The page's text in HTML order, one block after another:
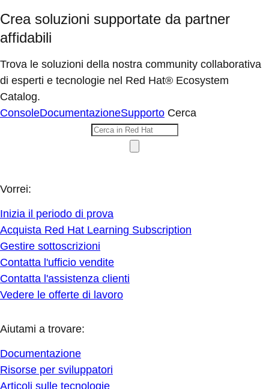
Crea soluzioni supportate da partner
affidabili
Trova le soluzioni della nostra community collaborativa
di esperti e tecnologie nel Red Hat® Ecosystem
Catalog.
ConsoleDocumentazioneSupporto Cerca
Vorrei:
Inizia il periodo di prova
Acquista Red Hat Learning Subscription
Gestire sottoscrizioni
Contatta l'ufficio vendite
Contatta l'assistenza clienti
Vedere le offerte di lavoro
Aiutami a trovare:
Documentazione
Risorse per sviluppatori
Articoli sulle tecnologie